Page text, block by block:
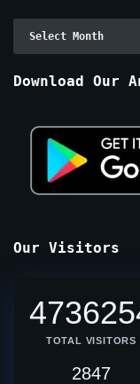
Download Our
Our Visitors
TOTAL VISITORS
2847